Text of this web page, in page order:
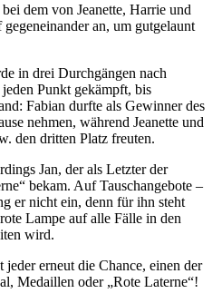
dem von Jeanette, Harrie und
an, um gutgelaunt
in drei Durchgängen nach
Punkt gekämpft, bis
Fabian durfte als Gewinner des
nehmen, während Jeanette und
den dritten Platz freuten.
Jan, der als Letzter der
bekam. Auf Tauschangebote –
er nicht ein, denn für ihn steht
Lampe auf alle Fälle in den
wird.
erneut die Chance, einen der
Medaillen oder „Rote Laterne“!